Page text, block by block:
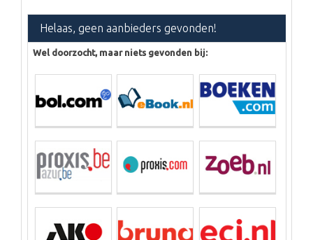
Helaas, geen aanbieders gevonden!
Wel doorzocht, maar niets gevonden bij: